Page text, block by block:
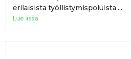
erilaisista työllistymispoluista....
Lue lisää